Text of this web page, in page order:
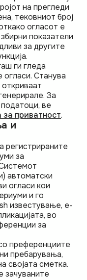
на прегледи
тековниот број
огласот е
показатели
за другите
ги гледа
Станува
За
ве
за приватност.
и
за
автоматски
огласи кои
и го
известување, е-
во
за
преференциите
пребарувања,
својата сметка.
зачуваните